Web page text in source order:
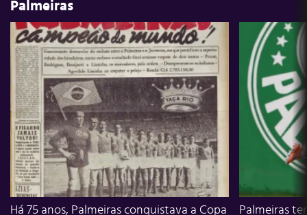
Palmeiras
Há 75 anos, Palmeiras conquistava a Copa
Palmeiras